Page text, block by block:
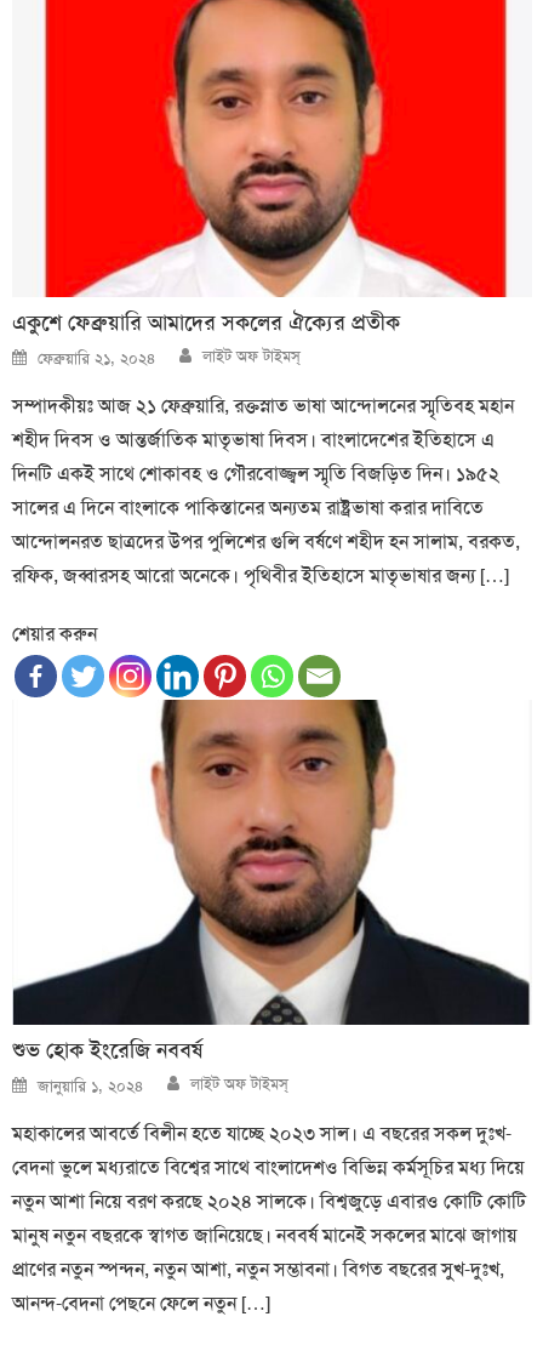
একুশে ফেব্রুয়ারি আমাদের সকলের ঐক্যের প্রতীক
Posted
on
ফেব্রুয়ারি ২১, ২০২৪ Author
লাইট অফ টাইমস্
সম্পাদকীয়ঃ আজ ২১ ফেব্রুয়ারি, রক্তস্নাত ভাষা আন্দোলনের স্মৃতিবহ মহান
শহীদ দিবস ও আন্তর্জাতিক মাতৃভাষা দিবস। বাংলাদেশের ইতিহাসে এ
দিনটি একই সাথে শোকাবহ ও গৌরবোজ্জ্বল স্মৃতি বিজড়িত দিন। ১৯৫২
সালের এ দিনে বাংলাকে পাকিস্তানের অন্যতম রাষ্ট্রভাষা করার দাবিতে
আন্দোলনরত ছাত্রদের উপর পুলিশের গুলি বর্ষণে শহীদ হন সালাম, বরকত,
রফিক, জব্বারসহ আরো অনেকে। পৃথিবীর ইতিহাসে মাতৃভাষার জন্য […]
শেয়ার করুন
শুভ হোক ইংরেজি নববর্ষ
Posted
on
জানুয়ারি ১, ২০২৪ Author
লাইট অফ টাইমস্
মহাকালের আবর্তে বিলীন হতে যাচ্ছে ২০২৩ সাল। এ বছরের সকল দুঃখ-
বেদনা ভুলে মধ্যরাতে বিশ্বের সাথে বাংলাদেশও বিভিন্ন কর্মসূচির মধ্য দিয়ে
নতুন আশা নিয়ে বরণ করছে ২০২৪ সালকে। বিশ্বজুড়ে এবারও কোটি কোটি
মানুষ নতুন বছরকে স্বাগত জানিয়েছে। নববর্ষ মানেই সকলের মাঝে জাগায়
প্রাণের নতুন স্পন্দন, নতুন আশা, নতুন সম্ভাবনা। বিগত বছরের সুখ-দুঃখ,
আনন্দ-বেদনা পেছনে ফেলে নতুন […]